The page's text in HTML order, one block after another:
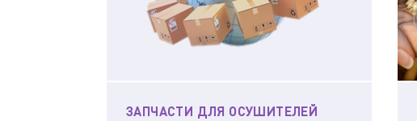
ЗАПЧАСТИ ДЛЯ ОСУШИТЕЛЕЙ